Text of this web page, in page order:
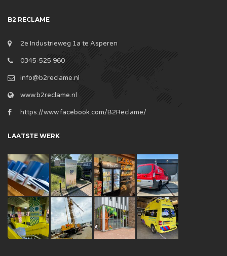
B2 RECLAME
2e Industrieweg 1a te Asperen
0345-525 960
info@b2reclame.nl
www.b2reclame.nl
https://www.facebook.com/B2Reclame/
LAATSTE WERK